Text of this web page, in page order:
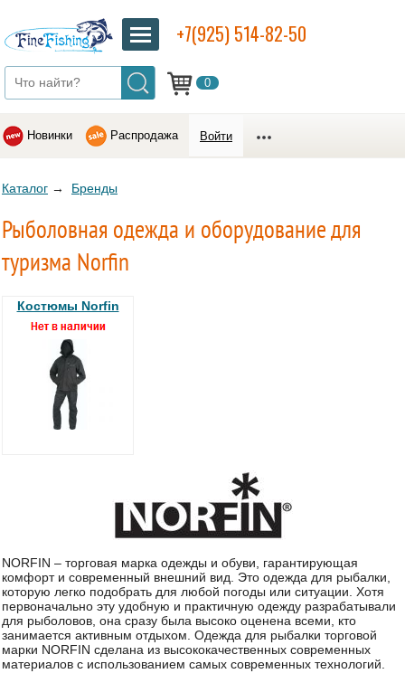
0
+7(925) 514-82-50
Новинки Распродажа Войти
Каталог → Бренды
Рыболовная одежда и оборудование для
туризма Norfin
Костюмы Norfin
NORFIN – торговая марка одежды и обуви, гарантирующая
комфорт и современный внешний вид. Это одежда для рыбалки,
которую легко подобрать для любой погоды или ситуации. Хотя
первоначально эту удобную и практичную одежду разрабатывали
для рыболовов, она сразу была высоко оценена всеми, кто
занимается активным отдыхом. Одежда для рыбалки торговой
марки NORFIN сделана из высококачественных современных
материалов с использованием самых современных технологий.